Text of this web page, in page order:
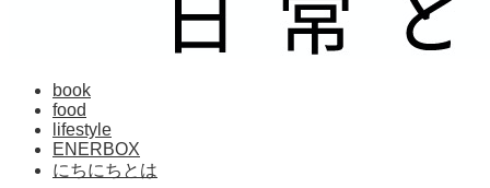
book
food
lifestyle
ENERBOX
にちにちとは